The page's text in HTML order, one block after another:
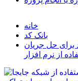
خانه
بانک کد
برای حل جریان